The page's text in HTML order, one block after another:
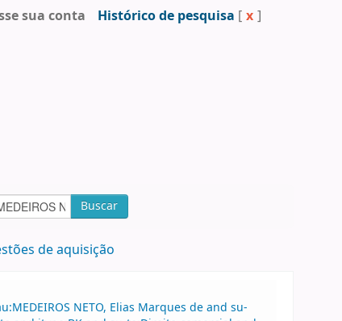
sua conta Histórico de pesquisa [ x ]
Buscar
de aquisição
NETO, Elias Marques de and su-